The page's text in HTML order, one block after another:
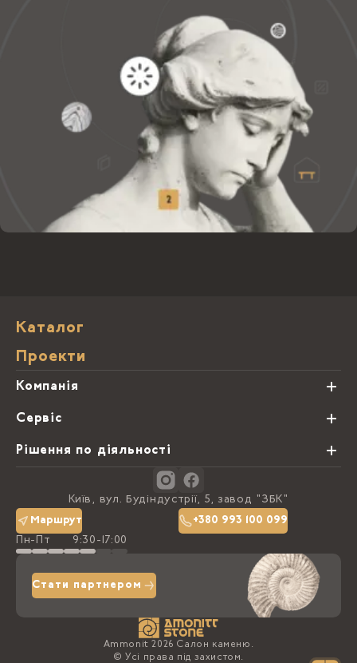
Каталог
Проекти
Компанія
Про нас
Блог
Контакти
Політика конфіденційності
Доставка та оплата
Сервіс
Види обробки каменю
Рішення по діяльності
Київ, вул. Будіндустрії, 5, завод "ЗБК"
Маршрут
+380 993 100 099
Пн-Пт
9:30-17:00
Стати партнером
Ammonit 2026 Салон каменю.
© Усі права під захистом.